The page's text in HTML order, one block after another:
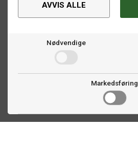
AVVIS ALLE
Nødvendige
Markedsføring